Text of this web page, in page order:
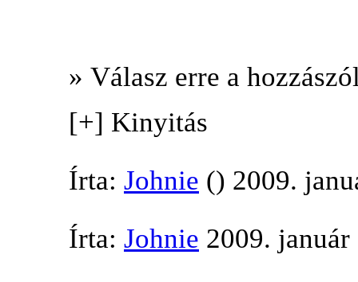
» Válasz erre a
[+] Kinyitás
Írta: Johnie () 2009.
Írta: Johnie 2009.